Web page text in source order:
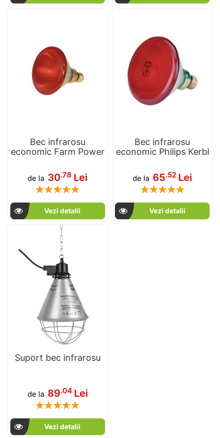
Bec infrarosu
economic Farm Power
de la 30.78 Lei
Rating:
Vezi detalii
Bec infrarosu
economic Philips Kerbl
de la 65.52 Lei
Rating:
Vezi detalii
Suport bec infrarosu
de la 89.04 Lei
Rating:
Vezi detalii